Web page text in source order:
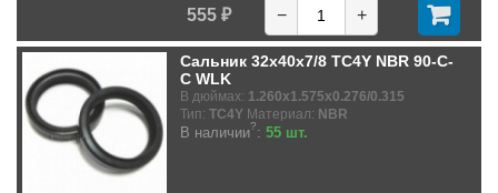
555 ₽ − +
Сальник 32x40x7/8 TC4Y NBR 90-C-
C WLK
В дюймах: 1.260x1.575x0.276/0.315
Тип: TC4Y Материал: NBR
В наличии?: 55 шт.